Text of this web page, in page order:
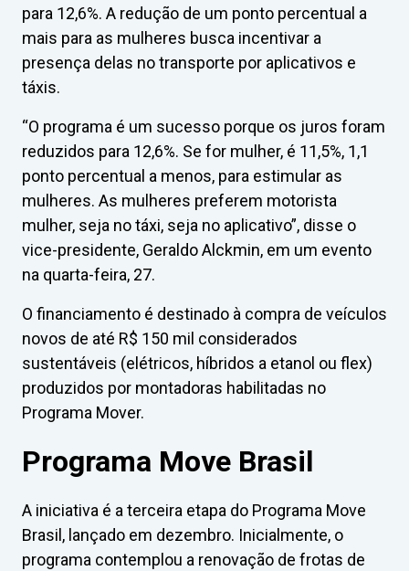
para 12,6%. A redução de um ponto percentual a
mais para as mulheres busca incentivar a
presença delas no transporte por aplicativos e
táxis.
“O programa é um sucesso porque os juros foram
reduzidos para 12,6%. Se for mulher, é 11,5%, 1,1
ponto percentual a menos, para estimular as
mulheres. As mulheres preferem motorista
mulher, seja no táxi, seja no aplicativo”, disse o
vice-presidente, Geraldo Alckmin, em um evento
na quarta-feira, 27.
O financiamento é destinado à compra de veículos
novos de até R$ 150 mil considerados
sustentáveis (elétricos, híbridos a etanol ou flex)
produzidos por montadoras habilitadas no
Programa Mover.
Programa Move Brasil
A iniciativa é a terceira etapa do Programa Move
Brasil, lançado em dezembro. Inicialmente, o
programa contemplou a renovação de frotas de